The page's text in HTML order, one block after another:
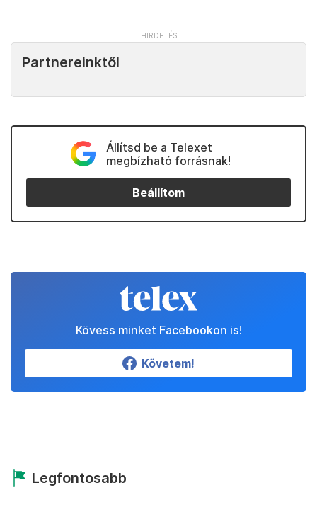
Partnereinktől
Állítsd be a Telexet
megbízható forrásnak!
Beállítom
Kövess minket Facebookon is!
Követem!
Legfontosabb